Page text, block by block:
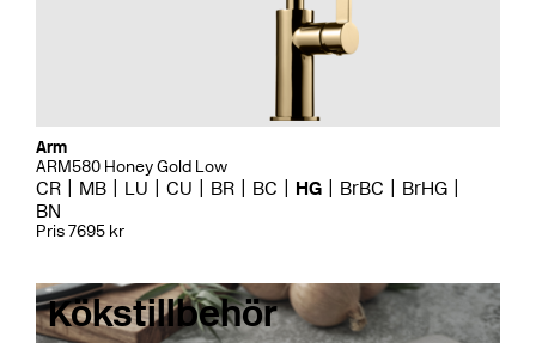
Arm
ARM580 Honey Gold Low
CR MB LU CU BR BC HG BrBC
BrHG
BN
Pris 7695 kr
Kökstillbehör